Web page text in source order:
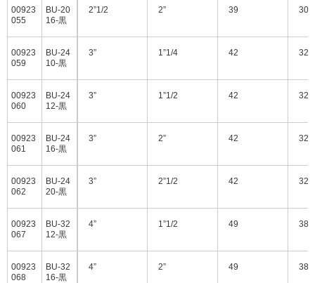
00923
055
BU-20
16-黒
00923
059
BU-24
10-黒
00923
060
BU-24
12-黒
00923
061
BU-24
16-黒
00923
062
BU-24
20-黒
00923
067
BU-32
12-黒
00923
068
BU-32
16-黒
2”1/2 2” 39 30
3” 1”1/4 42 32
3” 1”1/2 42 32
3” 2” 42 32
3” 2”1/2 42 32
4” 1”1/2 49 38
4” 2” 49 38